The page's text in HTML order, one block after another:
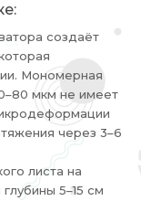
создаёт
Мономерная
мкм не имеет
через 3–6
листа на
5–15 см